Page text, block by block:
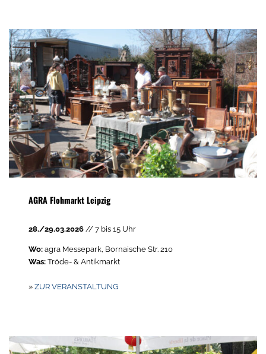
AGRA Flohmarkt Leipzig
28./29.03.2026 // 7 bis 15 Uhr
Wo: agra Messepark, Bornaische Str. 210
Was:Tröde- & Antikmarkt
»ZUR VERANSTALTUNG